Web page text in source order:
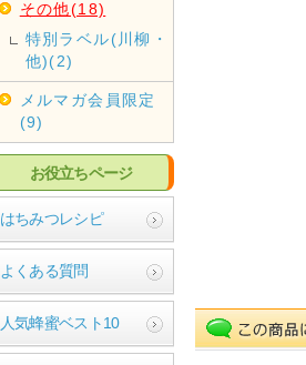
その他(18)
特別ラベル(川柳・
他)(2)
メルマガ会員限定
(9)
お役立ちページ
はちみつレシピ
よくある質問
人気蜂蜜ベスト10